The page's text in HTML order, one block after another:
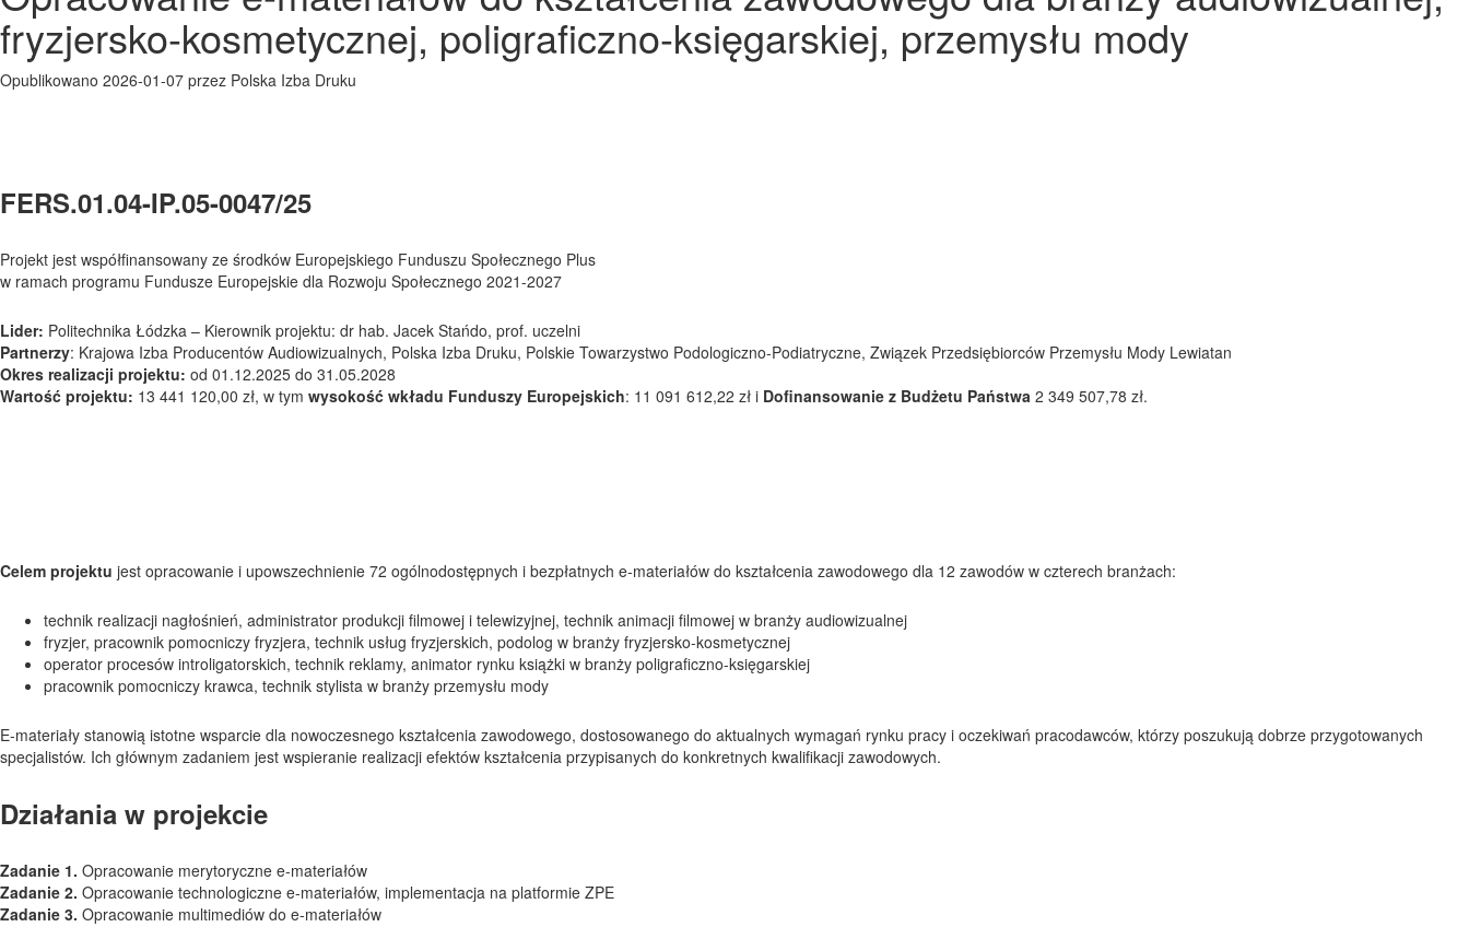
fryzjersko-kosmetycznej, poligraficzno-księgarskiej, przemysłu mody
Opublikowano 2026-01-07 przez Polska Izba Druku
FERS.01.04-IP.05-0047/25
Projekt jest współfinansowany ze środków Europejskiego Funduszu Społecznego Plus
w ramach programu Fundusze Europejskie dla Rozwoju Społecznego 2021-2027
Lider: Politechnika Łódzka – Kierownik projektu: dr hab. Jacek Stańdo, prof. uczelni
Partnerzy: Krajowa Izba Producentów Audiowizualnych, Polska Izba Druku, Polskie Towarzystwo Podologiczno-Podiatryczne, Związek Przedsiębiorców Przemysłu Mody Lewiatan
Okres realizacji projektu: od 01.12.2025 do 31.05.2028
Wartość projektu: 13 441 120,00 zł, w tym wysokość wkładu Funduszy Europejskich: 11 091 612,22 zł i Dofinansowanie z Budżetu Państwa 2 349 507,78 zł.
Celem projektu jest opracowanie i upowszechnienie 72 ogólnodostępnych i bezpłatnych e-materiałów do kształcenia zawodowego dla 12 zawodów w czterech branżach:
technik realizacji nagłośnień, administrator produkcji filmowej i telewizyjnej, technik animacji filmowej w branży audiowizualnej
fryzjer, pracownik pomocniczy fryzjera, technik usług fryzjerskich, podolog w branży fryzjersko-kosmetycznej
operator procesów introligatorskich, technik reklamy, animator rynku książki w branży poligraficzno-księgarskiej
pracownik pomocniczy krawca, technik stylista w branży przemysłu mody
E-materiały stanowią istotne wsparcie dla nowoczesnego kształcenia zawodowego, dostosowanego do aktualnych wymagań rynku pracy i oczekiwań pracodawców, którzy poszukują dobrze przygotowanych
specjalistów. Ich głównym zadaniem jest wspieranie realizacji efektów kształcenia przypisanych do konkretnych kwalifikacji zawodowych.
Działania w projekcie
Zadanie 1. Opracowanie merytoryczne e-materiałów
Zadanie 2. Opracowanie technologiczne e-materiałów, implementacja na platformie ZPE
Zadanie 3. Opracowanie multimediów do e-materiałów